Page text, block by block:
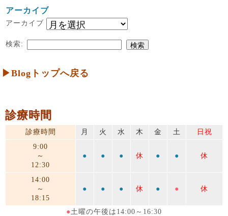
アーカイブ
アーカイブ
検索:
▶Blogトップへ戻る
診療時間
診療時間 月 火 水 木 金 土
日祝
9:00
～
12:30
● ● ● 休 ● ● 休
14:00
～
18:15
● ● ● 休 ● ● 休
●土曜の午後は14:00～16:30